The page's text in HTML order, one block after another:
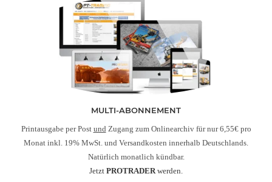
MULTI-ABONNEMENT
Printausgabe per Post und Zugang zum Onlinearchiv für nur 6,55€ pro
Monat inkl. 19% MwSt. und Versandkosten innerhalb Deutschlands.
Natürlich monatlich kündbar.
Jetzt PROTRADERwerden.